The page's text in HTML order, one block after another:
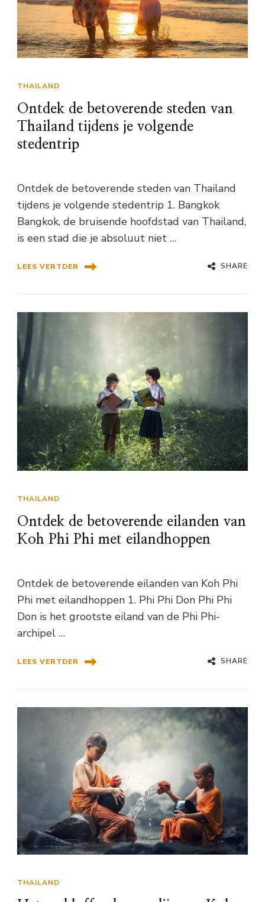
THAILAND
Ontdek de betoverende steden van
Thailand tijdens je volgende
stedentrip
Ontdek de betoverende steden van Thailand
tijdens je volgende stedentrip 1. Bangkok
Bangkok, de bruisende hoofdstad van Thailand,
is een stad die je absoluut niet …
LEES VERTDER SHARE
THAILAND
Ontdek de betoverende eilanden van
Koh Phi Phi met eilandhoppen
Ontdek de betoverende eilanden van Koh Phi
Phi met eilandhoppen 1. Phi Phi Don Phi Phi
Don is het grootste eiland van de Phi Phi-
archipel …
LEES VERTDER SHARE
THAILAND